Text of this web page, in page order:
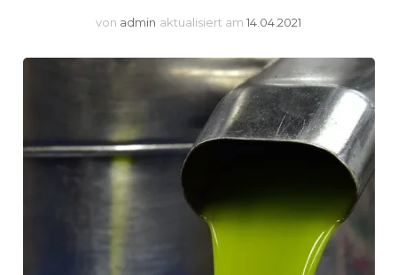
von admin aktualisiert am 14.04.2021